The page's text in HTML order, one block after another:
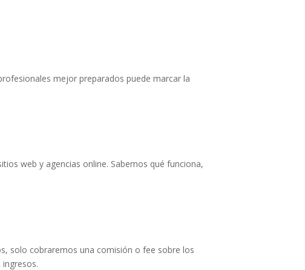
mejor preparados puede marcar la
web y agencias online. Sabemos qué funciona,
solo cobraremos una comisión o fee sobre los